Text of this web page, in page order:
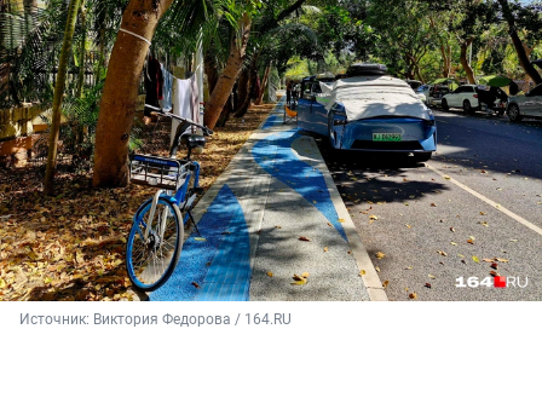
Источник: Виктория Федорова / 164.RU